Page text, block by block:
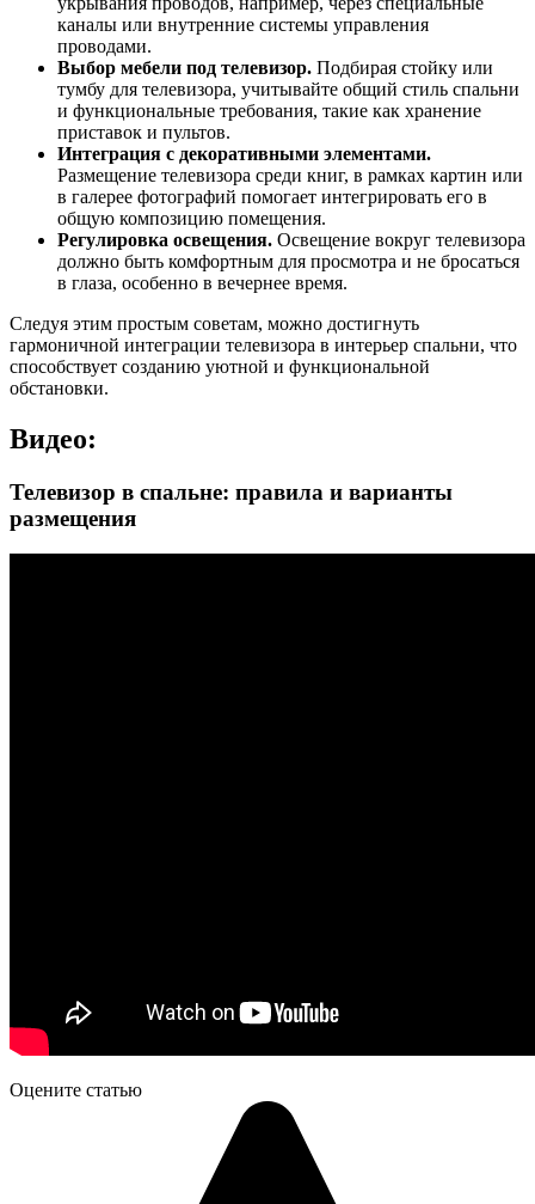
каналы или внутренние системы управления
проводами.
Выбор мебели под телевизор. Подбирая стойку или
тумбу для телевизора, учитывайте общий стиль спальни
и функциональные требования, такие как хранение
приставок и пультов.
Интеграция с декоративными элементами.
Размещение телевизора среди книг, в рамках картин или
в галерее фотографий помогает интегрировать его в
общую композицию помещения.
Регулировка освещения. Освещение вокруг телевизора
должно быть комфортным для просмотра и не бросаться
в глаза, особенно в вечернее время.
Следуя этим простым советам, можно достигнуть
гармоничной интеграции телевизора в интерьер спальни, что
способствует созданию уютной и функциональной
обстановки.
Видео:
Телевизор в спальне: правила и варианты
размещения
Оцените статью